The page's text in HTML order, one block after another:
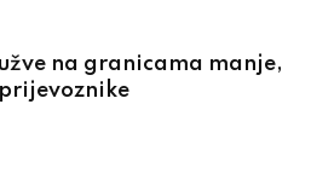
na granicama manje,